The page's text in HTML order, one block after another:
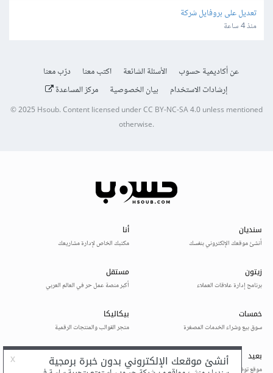
تعديل على بروفايل شركة
منذ 4 ساعة
عن أكاديمية حسوب الأسئلة الشائعة اكتب معنا
درّب معنا
إرشادات الاستخدام
بيان الخصوصية مركز المساعدة
© 2025 Hsoub.Content licensed underCC BY-NC-SA 4.0unless mentioned
otherwise.